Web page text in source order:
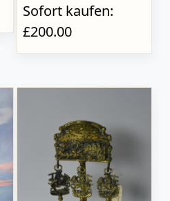
Sofort kaufen:
£200.00